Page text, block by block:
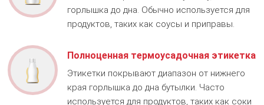
горлышка до дна. Обычно используется для
продуктов, таких как соусы и приправы.
Полноценная термоусадочная этикетка
Этикетки покрывают диапазон от нижнего
края горлышка до дна бутылки. Часто
используется для продуктов, таких как соки